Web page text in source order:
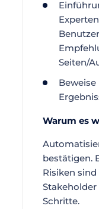
Seiten/
Warum es
bestätigen.
Risiken
Schritte.